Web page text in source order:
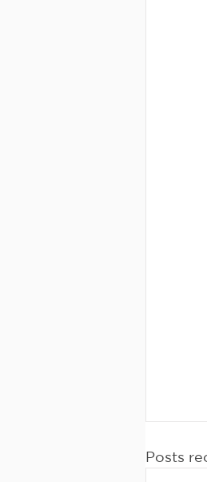
Posts